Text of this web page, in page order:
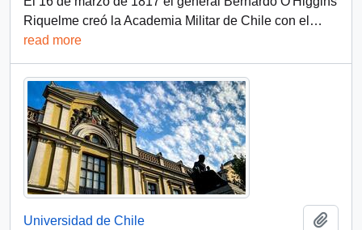
Riquelme creó la Academia Militar de Chile con el …
read more
Universidad de Chile